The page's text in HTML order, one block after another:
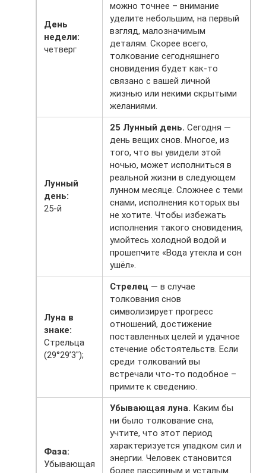
День
недели:
четверг
можно точнее – внимание
уделите небольшим, на первый
взгляд, малозначимым
деталям. Скорее всего,
толкование сегодняшнего
сновидения будет как-то
связано с вашей личной
жизнью или некими скрытыми
желаниями.
Лунный
день:
25-й
25 Лунный день. Сегодня —
день вещих снов. Многое, из
того, что вы увидели этой
ночью, может исполниться в
реальной жизни в следующем
лунном месяце. Сложнее с теми
снами, исполнения которых вы
не хотите. Чтобы избежать
исполнения такого сновидения,
умойтесь холодной водой и
прошепчите «Вода утекла и сон
ушёл».
Луна в
знаке:
Стрельца
(29°29’3″);
Стрелец — в случае
толкования снов
символизирует прогресс
отношений, достижение
поставленных целей и удачное
стечение обстоятельств. Если
среди толкований вы
встречали что-то подобное –
примите к сведению.
Фаза:
Убывающая
Убывающая луна. Каким бы
ни было толкование сна,
учтите, что этот период
характеризуется упадком сил и
энергии. Человек становится
более пассивным и усталым.